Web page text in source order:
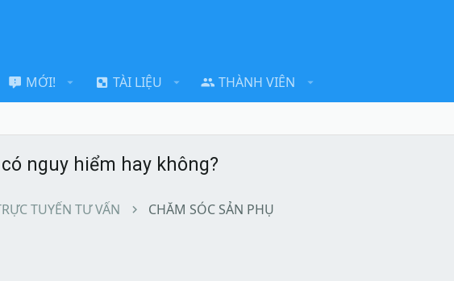
MỚI! TÀI LIỆU THÀNH VIÊN
nguy hiểm hay không?
TUYẾN TƯ VẤN CHĂM SÓC SẢN PHỤ